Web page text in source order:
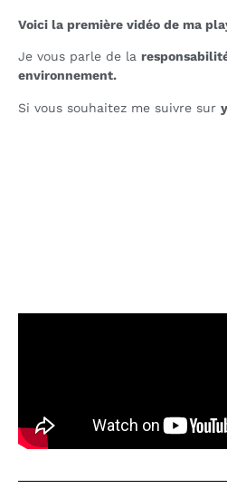
Voici la première vidéo de ma
Je vous parle de la
environnement.
Si vous souhaitez me suivre sur